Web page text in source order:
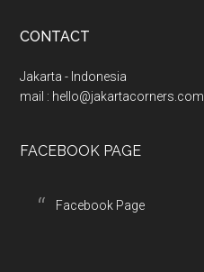
d
e
CONTACT
Jakarta - Indonesia
mail : hello@jakartacorners.com
FACEBOOK PAGE
Facebook Page